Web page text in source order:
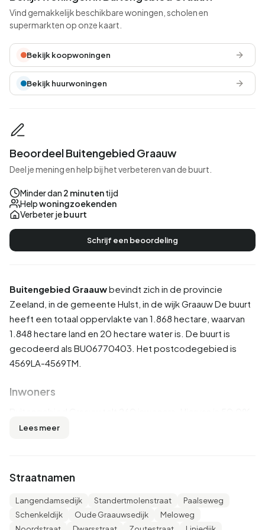
Buitengebied Graauwbevindt zich in de provincie
Zeeland , in de gemeente Hulst , in de wijkGraauwDe buurt
heeft een totaal oppervlakte van 1.868 hectare, waarvan
1.848 hectare land en 20 hectare water is. De buurt is
gecodeerd als BU06770403. Het postcodegebied is
4569LA-4569TM.
Inwoners
man en 48,1% vrouw. De meeste inwoners zijn 45 tot 65 jaar
ongehuwd, 48,1% is gehuwd, 5,8% is gescheiden en 3,8%
is verweduwd. 190 inwoners komen uit Nederland, 65
komen uit Europa en 5 komen uit landen buiten Europa.
Lees meer
Straatnamen
Langendamsedijk Standertmolenstraat
Paalseweg
Schenkeldijk
Oude Graauwsedijk
Meloweg
Vind gemakkelijk beschikbare woningen, scholen en
supermarkten op onze kaart.
Bekijk koopwoningen
Bekijk huurwoningen
Beoordeel Buitengebied Graauw
Deel je mening en help bij het verbeteren van de buurt.
Minder dan 2 minutentijd
Helpwoningzoekenden
Verbeter jebuurt
Schrijf een beoordeling